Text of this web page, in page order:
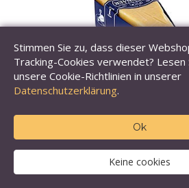
Wijngaard Reypenaer
Guillotine
Stimmen Sie zu, dass dieser
Tracking-Cookies verwendet? Lesen
unsere Cookie-Richtlinien in unserer
Datenschutzerklärung.
Ok
Keine cookies